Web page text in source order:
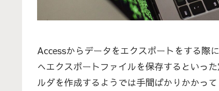
Accessからデータをエクスポートをする際
へエクスポートファイルを保存するといっ
ルダを作成するようでは手間ばかりかかっ